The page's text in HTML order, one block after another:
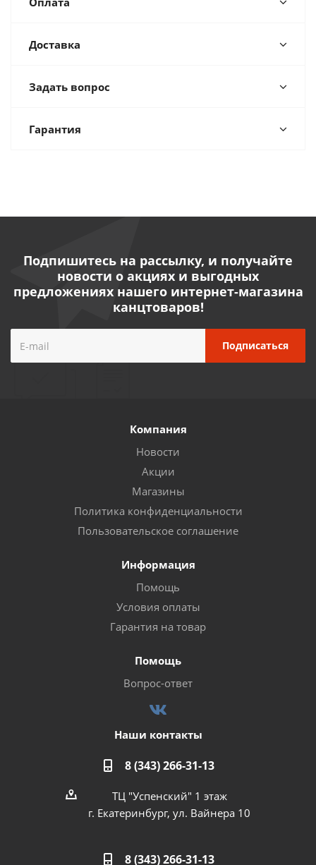
Доставка
Задать вопрос
Гарантия
Подпишитесь на рассылку, и получайте
новости о акциях и выгодных
предложениях нашего интернет-магазина
канцтоваров!
Компания
Новости
Акции
Магазины
Политика конфиденциальности
Пользовательское соглашение
Информация
Помощь
Условия оплаты
Гарантия на товар
Помощь
Вопрос-ответ
Наши контакты
8 (343) 266-31-13
ТЦ "Успенский" 1 этаж
г. Екатеринбург, ул. Вайнера 10
8 (343) 266-31-13